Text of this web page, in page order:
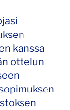
kanssa
ottelun